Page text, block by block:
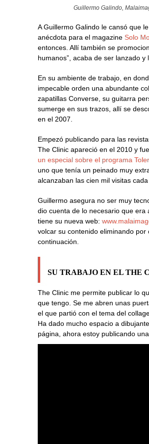
Guillermo Galindo,
A Guillermo Galindo le cansó que
anécdota para el magazine Solo
entonces. Allí también se
humanos”, acaba de ser lanzado
En su ambiente de trabajo, en
impecable orden una abundante
zapatillas Converse, su guitarra
sumerge en sus trazos, allí se
en el 2007.
Empezó publicando para las
The Clinic apareció en el 2010 y
un especial sobre el programa
uno que tenía un peinado muy
alcanzaban las cien mil visitas
Guillermo asegura no ser muy
dio cuenta de lo necesario que
tiene su nueva web:
volcar su contenido eliminando
continuación.
SU TRABAJO EN EL THE
The Clinic me permite publicar lo
que tengo. Se me abren unas
el que partió con el tema del
Ha dado mucho espacio a
página, ahora estoy publicando